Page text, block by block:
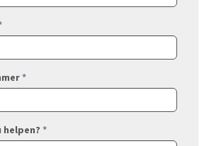
*
helpen? *